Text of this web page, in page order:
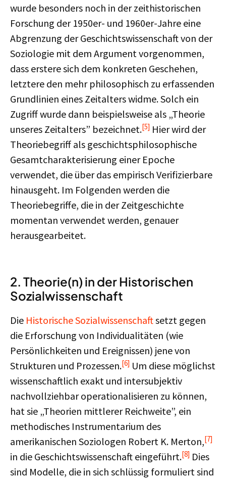
wurde besonders noch in der zeithistorischen
Forschung der 1950er- und 1960er-Jahre eine
Abgrenzung der Geschichtswissenschaft von der
Soziologie mit dem Argument vorgenommen,
dass erstere sich dem konkreten Geschehen,
letztere den mehr philosophisch zu erfassenden
Grundlinien eines Zeitalters widme. Solch ein
Zugriff wurde dann beispielsweise als „Theorie
unseres Zeitalters” bezeichnet.[5] Hier wird der
Theoriebegriff als geschichtsphilosophische
Gesamtcharakterisierung einer Epoche
verwendet, die über das empirisch Verifizierbare
hinausgeht. Im Folgenden werden die
Theoriebegriffe, die in der Zeitgeschichte
momentan verwendet werden, genauer
herausgearbeitet.
2. Theorie(n) in der Historischen
Sozialwissenschaft
Die Historische Sozialwissenschaftsetzt gegen
die Erforschung von Individualitäten (wie
Persönlichkeiten und Ereignissen) jene von
Strukturen und Prozessen.[6] Um diese möglichst
wissenschaftlich exakt und intersubjektiv
nachvollziehbar operationalisieren zu können,
hat sie „Theorien mittlerer Reichweite”, ein
methodisches Instrumentarium des
amerikanischen Soziologen Robert K. Merton,[7]
in die Geschichtswissenschaft eingeführt.[8] Dies
sind Modelle, die in sich schlüssig formuliert sind